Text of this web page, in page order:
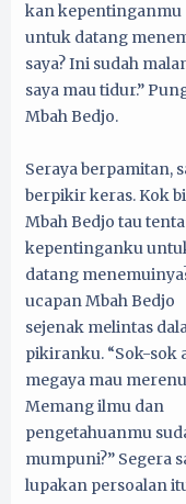
kan kepentinganmu
untuk datang
saya? Ini sudah
saya mau tidur.”
Mbah Bedjo.
Seraya berpamitan,
berpikir keras. Kok
Mbah Bedjo tau
kepentinganku
datang
ucapan Mbah Bedjo
sejenak melintas
pikiranku. “Sok-sok
megaya mau
Memang ilmu dan
pengetahuanmu
mumpuni?” Segera
lupakan persoalan